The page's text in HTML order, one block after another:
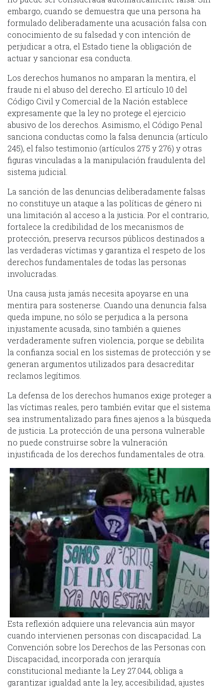
embargo, cuando se demuestra que una persona ha
formulado deliberadamente una acusación falsa con
conocimiento de su falsedad y con intención de
perjudicar a otra, el Estado tiene la obligación de
actuar y sancionar esa conducta.
Los derechos humanos no amparan la mentira, el
fraude ni el abuso del derecho. El artículo 10 del
Código Civil y Comercial de la Nación establece
expresamente que la ley no protege el ejercicio
abusivo de los derechos. Asimismo, el Código Penal
sanciona conductas como la falsa denuncia (artículo
245), el falso testimonio (artículos 275 y 276) y otras
figuras vinculadas a la manipulación fraudulenta del
sistema judicial.
La sanción de las denuncias deliberadamente falsas
no constituye un ataque a las políticas de género ni
una limitación al acceso a la justicia. Por el contrario,
fortalece la credibilidad de los mecanismos de
protección, preserva recursos públicos destinados a
las verdaderas víctimas y garantiza el respeto de los
derechos fundamentales de todas las personas
involucradas.
Una causa justa jamás necesita apoyarse en una
mentira para sostenerse. Cuando una denuncia falsa
queda impune, no sólo se perjudica a la persona
injustamente acusada, sino también a quienes
verdaderamente sufren violencia, porque se debilita
la confianza social en los sistemas de protección y se
generan argumentos utilizados para desacreditar
reclamos legítimos.
La defensa de los derechos humanos exige proteger a
las víctimas reales, pero también evitar que el sistema
sea instrumentalizado para fines ajenos a la búsqueda
de justicia. La protección de una persona vulnerable
no puede construirse sobre la vulneración
injustificada de los derechos fundamentales de otra.
Esta reflexión adquiere una relevancia aún mayor
cuando intervienen personas con discapacidad. La
Convención sobre los Derechos de las Personas con
Discapacidad, incorporada con jerarquía
constitucional mediante la Ley 27.044, obliga a
garantizar igualdad ante la ley, accesibilidad, ajustes